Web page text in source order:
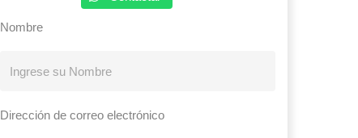
Nombre
Dirección de correo electrónico